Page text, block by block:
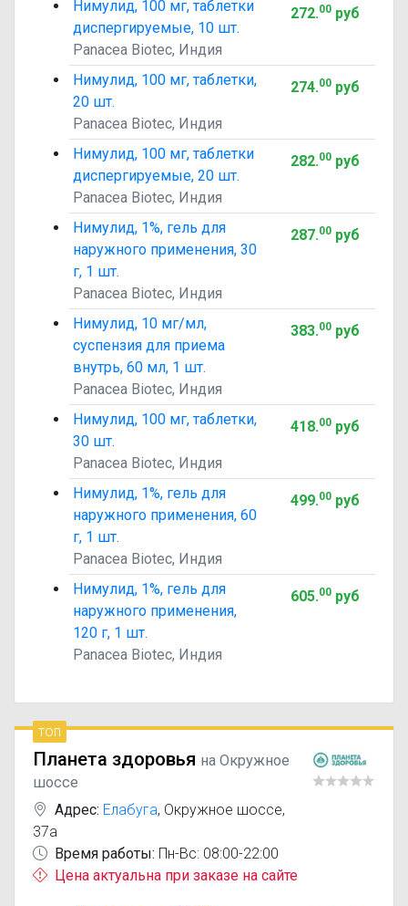
Нимулид, 100 мг, таблетки
диспергируемые, 10 шт.
Panacea Biotec, Индия
272.00руб
Нимулид, 100 мг, таблетки,
20 шт.
Panacea Biotec, Индия
274.00руб
Нимулид, 100 мг, таблетки
диспергируемые, 20 шт.
Panacea Biotec, Индия
282.00руб
Нимулид, 1%, гель для
наружного применения, 30
г, 1 шт.
Panacea Biotec, Индия
287.00руб
Нимулид, 10 мг/мл,
суспензия для приема
внутрь, 60 мл, 1 шт.
Panacea Biotec, Индия
383.00руб
Нимулид, 100 мг, таблетки,
30 шт.
Panacea Biotec, Индия
418.00руб
Нимулид, 1%, гель для
наружного применения, 60
г, 1 шт.
Panacea Biotec, Индия
499.00руб
Нимулид, 1%, гель для
наружного применения,
120 г, 1 шт.
Panacea Biotec, Индия
605.00руб
топ
Планета здоровья на Окружное
шоссе
Адрес: Елабуга, Окружное шоссе,
37а
Время работы: Пн-Вс: 08:00-22:00
Цена актуальна при заказе на сайте